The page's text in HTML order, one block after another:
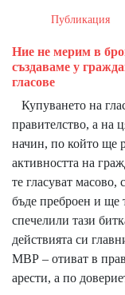
Публикация
Ние не мерим в
създаваме у
гласове
Купуването на
правителство, а на
начин, по който ще
активността на
те гласуват масово,
бъде преброен и ще
спечелили тази
действията си
МВР – отиват в
арести, а по